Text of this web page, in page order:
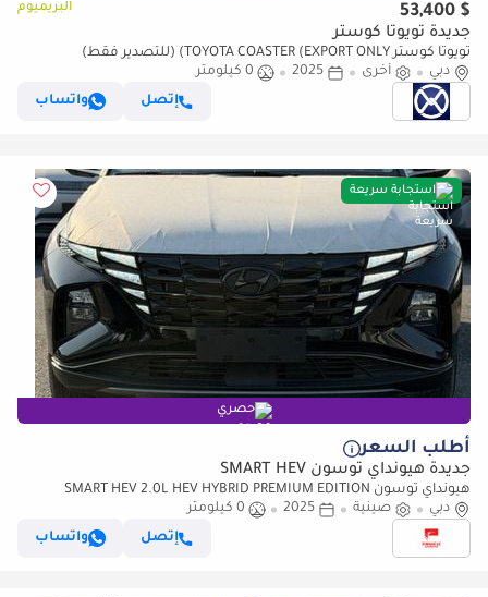
$ 53,400 البريميوم
جديدة تويوتا كوستر
تويوتا كوستر TOYOTA COASTER (EXPORT ONLY) (للتصدير فقط)
دبي
أخرى 2025
0 كيلومتر
إتصل
واتساب
استجابة سريعة
حصري
أطلب السعر
جديدة هيونداي توسون SMART HEV
هيونداي توسون SMART HEV 2.0L HEV HYBRID PREMIUM EDITION
دبي
صينية 2025
0 كيلومتر
إتصل
واتساب